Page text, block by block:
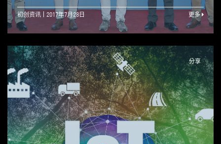
初创资讯 2017年7月28日 更多
分享